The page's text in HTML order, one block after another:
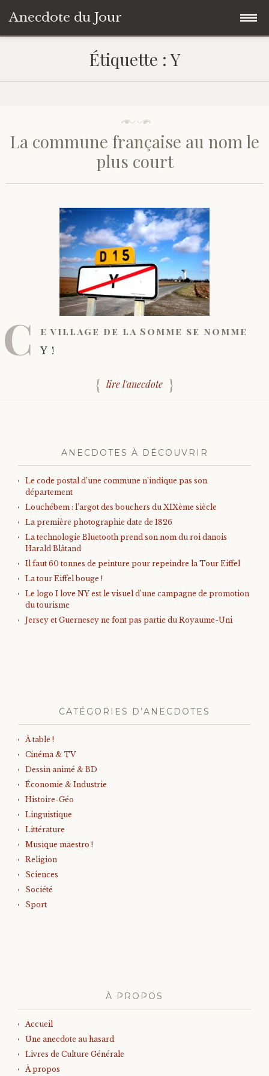
Anecdote du Jour
contenu
Livres de Culture Générale
Étiquette :Y
La commune française au nom le
plus court
C e village de la Somme se nomme
Y !
lire l'anecdote
ANECDOTES À DÉCOUVRIR
Le code postal d’une commune n’indique pas son
département
Louchébem : l’argot des bouchers du XIXème siècle
La première photographie date de 1826
La technologie Bluetooth prend son nom du roi danois
Harald Blåtand
Il faut 60 tonnes de peinture pour repeindre la Tour Eiffel
La tour Eiffel bouge !
Le logo I love NY est le visuel d’une campagne de promotion
du tourisme
Jersey et Guernesey ne font pas partie du Royaume-Uni
CATÉGORIES D’ANECDOTES
À table !
Cinéma & TV
Dessin animé & BD
Économie & Industrie
Histoire-Géo
Linguistique
Littérature
Musique maestro !
Religion
Sciences
Société
Sport
À PROPOS
Accueil
Une anecdote au hasard
Livres de Culture Générale
À propos